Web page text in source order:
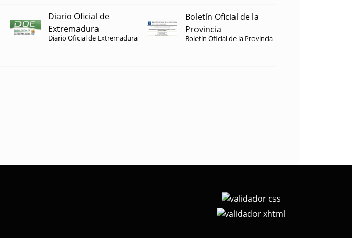
Diario Oficial de
Extremadura
Diario Oficial de Extremadura
Boletín Oficial de la
Provincia
Boletín Oficial de la Provincia